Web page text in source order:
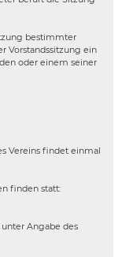
bestimmter
Vorstandssitzung ein
oder einem seiner
Vereins findet einmal
finden statt:
Angabe des